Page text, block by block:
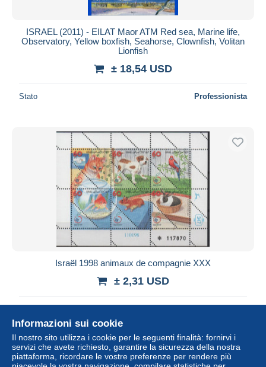
ISRAEL (2011) - EILAT Maor ATM Red sea, Marine life,
Observatory, Yellow boxfish, Seahorse, Clownfish, Volitan
Lionfish
± 18,54 USD
Stato Professionista
Israël 1998 animaux de compagnie XXX
± 2,31 USD
Nuovo
Informazioni sui cookie
Il nostro sito utilizza i cookie per le seguenti finalità: fornirvi i
servizi che avete richiesto, garantire la sicurezza della nostra
piattaforma, ricordare le vostre preferenze per rendere più